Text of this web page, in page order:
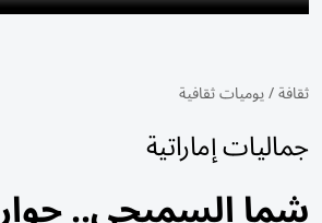
ثقافة/يوميات ثقافية
جماليات إماراتية